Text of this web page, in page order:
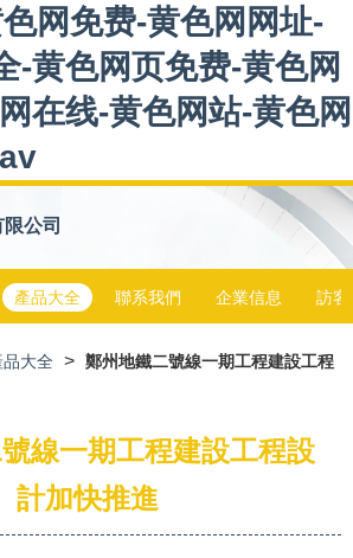
网免费-黄色网网址-
-黄色网页免费-黄色网
在线-黄色网站-黄色网
公司
產品大全 聯系我們 企業信息 訪客
品大全 > 鄭州地鐵二號線一期工程建設工程
線一期工程建設工程設
計加快推進